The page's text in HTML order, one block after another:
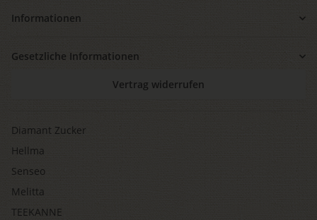
Informationen
Gesetzliche Informationen
Vertrag widerrufen
Diamant Zucker
Hellma
Senseo
Melitta
TEEKANNE